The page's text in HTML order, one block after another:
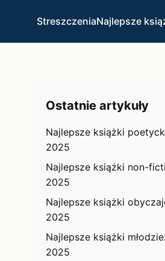
StreszczeniaNajlepsze
Ostatnie artykuły
Najlepsze książki
2025
Najlepsze książki non-
2025
Najlepsze książki
2025
Najlepsze książki
2025